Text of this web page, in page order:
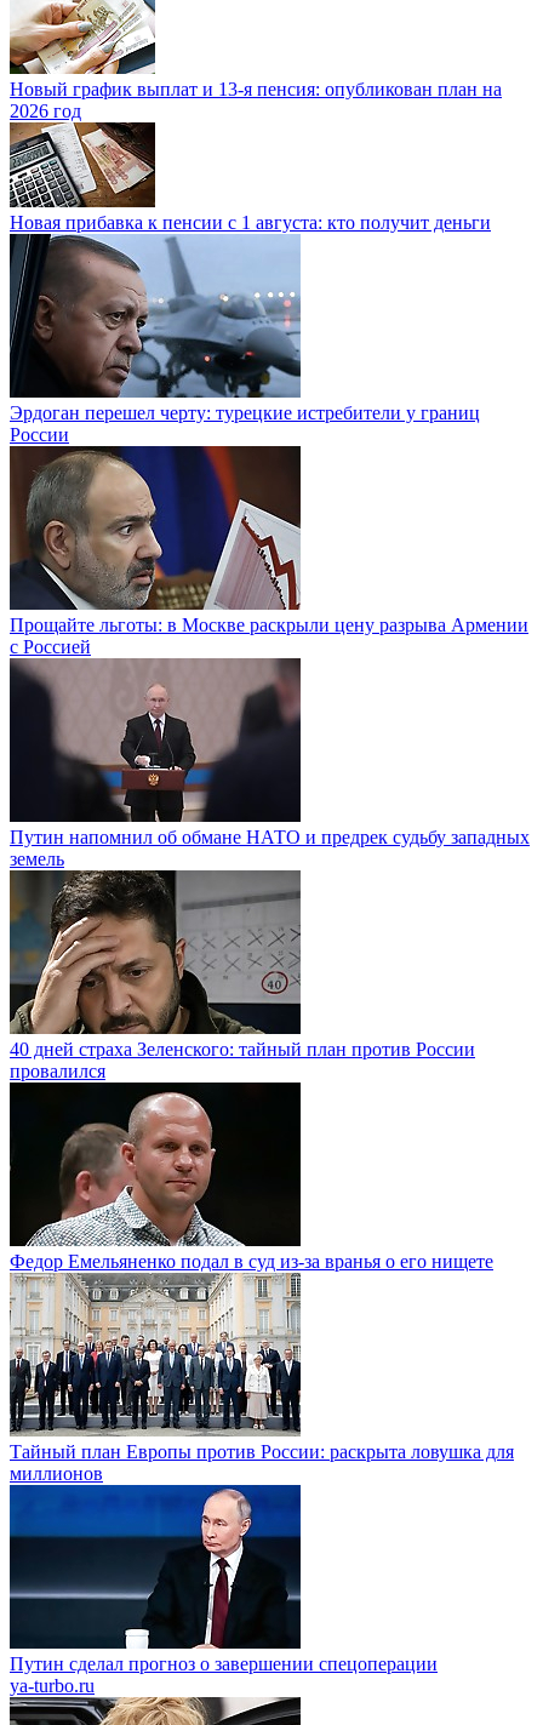
Новый график выплат и 13-я пенсия: опубликован план на
2026 год
Новая прибавка к пенсии с 1 августа: кто получит деньги
Эрдоган перешел черту: турецкие истребители у границ
России
Прощайте льготы: в Москве раскрыли цену разрыва Армении
с Россией
Путин напомнил об обмане НАТО и предрек судьбу западных
земель
40 дней страха Зеленского: тайный план против России
провалился
Федор Емельяненко подал в суд из-за вранья о его нищете
Тайный план Европы против России: раскрыта ловушка для
миллионов
Путин сделал прогноз о завершении спецоперации
ya-turbo.ru